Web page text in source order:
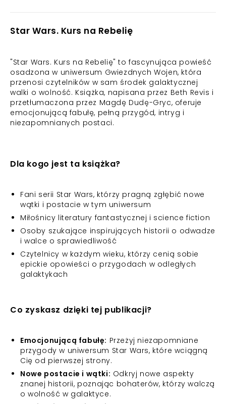
Star Wars. Kurs na Rebelię
"Star Wars. Kurs na Rebelię" to fascynująca powieść
osadzona w uniwersum Gwiezdnych Wojen, która
przenosi czytelników w sam środek galaktycznej
walki o wolność. Książka, napisana przez Beth Revis i
przetłumaczona przez Magdę Dudę-Gryc, oferuje
emocjonującą fabułę, pełną przygód, intryg i
niezapomnianych postaci.
Dla kogo jest ta książka?
Fani serii Star Wars, którzy pragną zgłębić nowe
wątki i postacie w tym uniwersum
Miłośnicy literatury fantastycznej i science fiction
Osoby szukające inspirujących historii o odwadze
i walce o sprawiedliwość
Czytelnicy w każdym wieku, którzy cenią sobie
epickie opowieści o przygodach w odległych
galaktykach
Co zyskasz dzięki tej publikacji?
Emocjonującą fabułę: Przeżyj niezapomniane
przygody w uniwersum Star Wars, które wciągną
Cię od pierwszej strony.
Nowe postacie i wątki: Odkryj nowe aspekty
znanej historii, poznając bohaterów, którzy walczą
o wolność w galaktyce.